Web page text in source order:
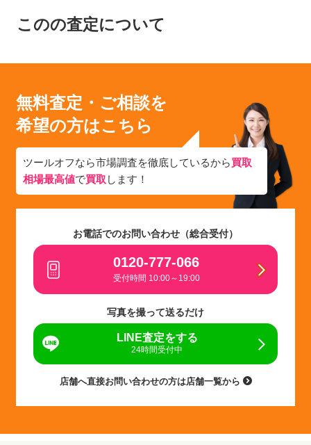
このの査定について
無料査定・ご相談を
希望の方はこちら
ツールオフなら市場調査を徹底しているから買取
相場最高値で買取 します！
お電話でのお問い合わせ（総合受付）
0120-777-066
受付時間 10:00～19:00
写真を撮って送るだけ
LINE査定をする
24時間受付中
店舗へ直接お問い合わせの方は店舗一覧から